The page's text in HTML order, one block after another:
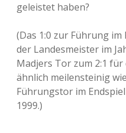
geleistet haben?
(Das 1:0 zur Führung
der Landesmeister im
Madjers Tor zum 2:1 für
ähnlich meilensteinig
Führungstor im
1999.)